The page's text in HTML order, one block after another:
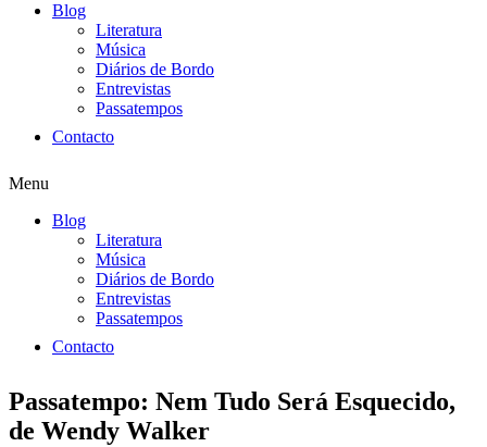
Blog
Literatura
Música
Diários de Bordo
Entrevistas
Passatempos
Contacto
Menu
Blog
Literatura
Música
Diários de Bordo
Entrevistas
Passatempos
Contacto
Passatempo: Nem Tudo Será Esquecido,
de Wendy Walker